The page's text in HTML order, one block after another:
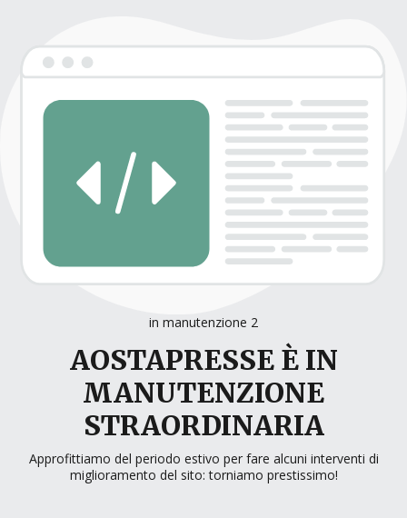
in manutenzione 2
AOSTAPRESSE È IN
MANUTENZIONE
STRAORDINARIA
Approfittiamo del periodo estivo per fare alcuni interventi di
miglioramento del sito: torniamo prestissimo!